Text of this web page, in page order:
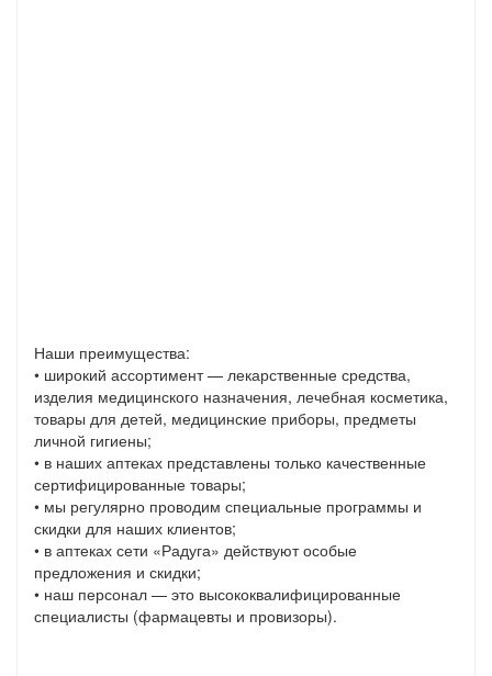
Наши преимущества:
• широкий ассортимент — лекарственные средства,
изделия медицинского назначения, лечебная косметика,
товары для детей, медицинские приборы, предметы
личной гигиены;
• в наших аптеках представлены только качественные
сертифицированные товары;
• мы регулярно проводим специальные программы и
скидки для наших клиентов;
• в аптеках сети «Радуга» действуют особые
предложения и скидки;
• наш персонал — это высококвалифицированные
специалисты (фармацевты и провизоры).